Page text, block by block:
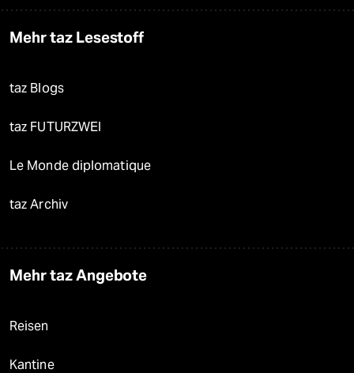
Mehr taz Lesestoff
taz Blogs
taz FUTURZWEI
Le Monde diplomatique
taz Archiv
Mehr taz Angebote
Reisen
Kantine